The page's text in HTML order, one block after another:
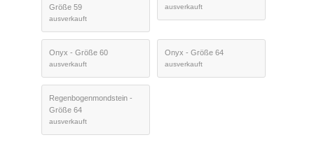
Größe 59
ausverkauft
ausverkauft
Onyx - Größe 60
ausverkauft
Onyx - Größe 64
ausverkauft
Regenbogenmondstein -
Größe 64
ausverkauft